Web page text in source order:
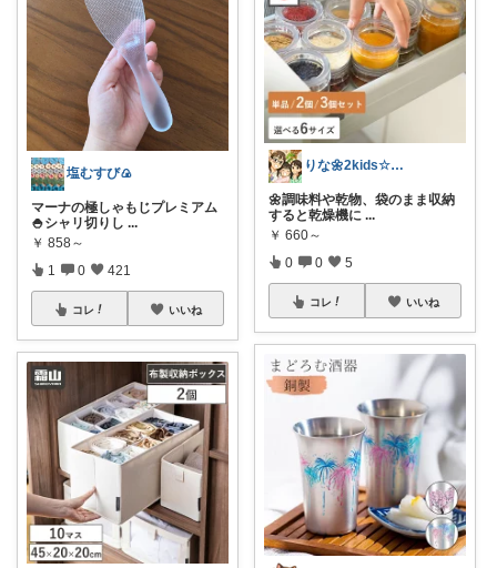
塩むすび🍙
マーナの極しゃもじプレミアム
🍚シャリ切りし ...
￥ 858～
1 0 421
コレ いいね
りな🌼2kids☆毎日をちょっと快適に
🌼調味料や乾物、袋のまま収納
すると乾燥機に ...
￥ 660～
0 0 5
コレ いいね